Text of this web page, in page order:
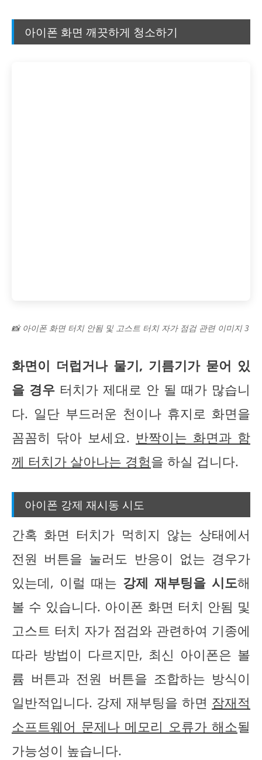
아이폰 화면 깨끗하게 청소하기
📸 아이폰 화면 터치 안됨 및 고스트 터치 자가 점검 관련 이미지 3
화면이 더럽거나 물기, 기름기가 묻어 있
을 경우 터치가 제대로 안 될 때가 많습니
다. 일단 부드러운 천이나 휴지로 화면을
꼼꼼히 닦아 보세요. 반짝이는 화면과 함
께 터치가 살아나는 경험을 하실 겁니다.
아이폰 강제 재시동 시도
간혹 화면 터치가 먹히지 않는 상태에서
전원 버튼을 눌러도 반응이 없는 경우가
있는데, 이럴 때는 강제 재부팅을 시도해
볼 수 있습니다. 아이폰 화면 터치 안됨 및
고스트 터치 자가 점검와 관련하여 기종에
따라 방법이 다르지만, 최신 아이폰은 볼
륨 버튼과 전원 버튼을 조합하는 방식이
일반적입니다. 강제 재부팅을 하면 잠재적
소프트웨어 문제나 메모리 오류가 해소될
가능성이 높습니다.